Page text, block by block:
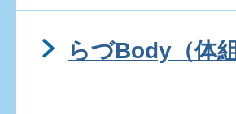
らづBody（体